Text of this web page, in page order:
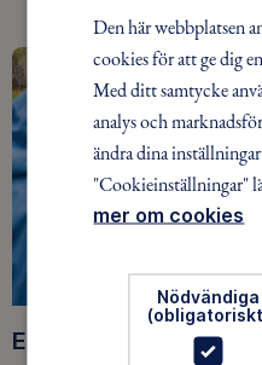
Ett friluftsliv för alla
Den här webbplatsen
cookies för att ge dig
Med ditt samtycke
analys och
ändra dina
"Cookieinställningar"
mer om cookies
Nödvändiga